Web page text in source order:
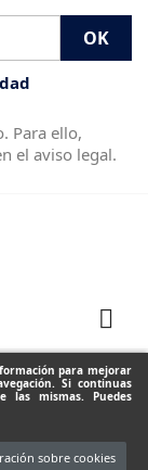
para mejorar
Si continuas
las mismas. Puedes
sobre cookies
Para ello,
el aviso legal.

